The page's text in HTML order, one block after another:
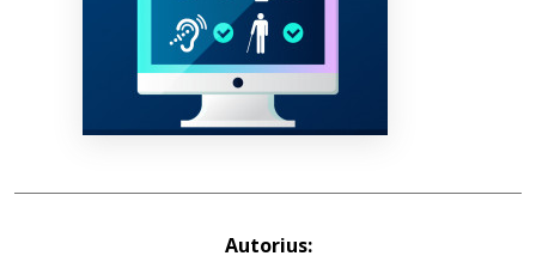
info@elvislab.lt
Autorius: